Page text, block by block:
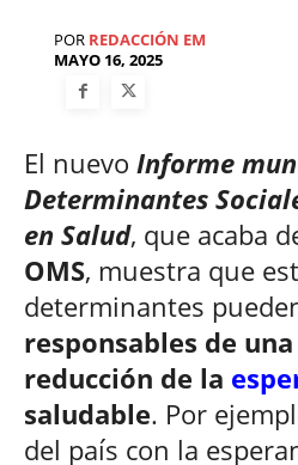
POR REDACCIÓN EM
MAYO 16, 2025
El nuevo Informe
Determinantes
en Salud, que acaba
OMS, muestra que
determinantes
responsables de
reducción de la
saludable. Por
del país con la